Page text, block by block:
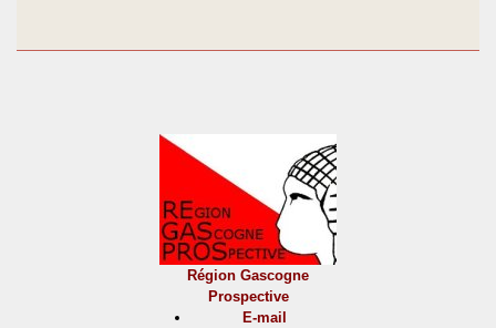
Région Gascogne
Prospective
E-mail